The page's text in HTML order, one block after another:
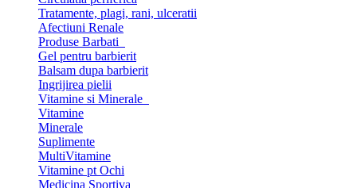
Tratamente, plagi, rani, ulceratii
Afectiuni Renale
Produse Barbati
Gel pentru barbierit
Balsam dupa barbierit
Ingrijirea pielii
Vitamine si Minerale
Vitamine
Minerale
Suplimente
MultiVitamine
Vitamine pt Ochi
Medicina Sportiva